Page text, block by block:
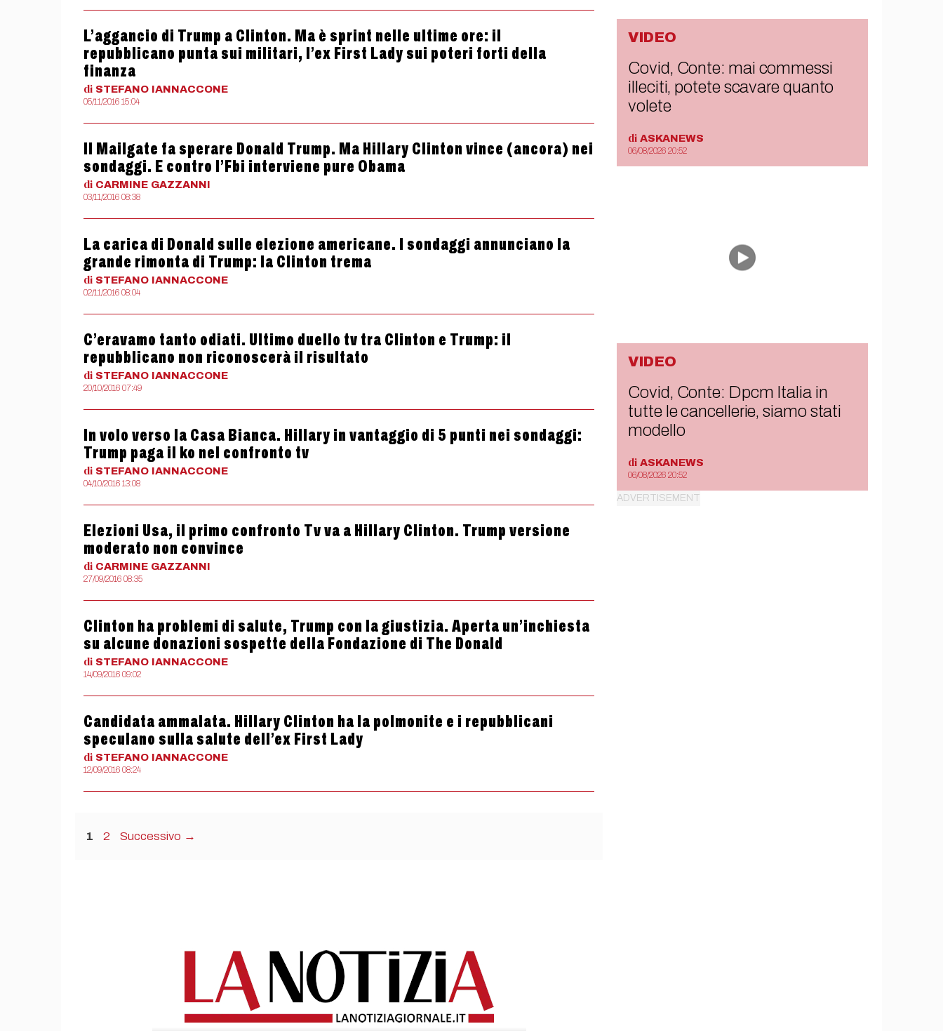
L’aggancio di Trump a Clinton. Ma è sprint nelle ultime ore: il
repubblicano punta sui militari, l’ex First Lady sui poteri forti della
finanza
di STEFANO IANNACCONE
05/11/2016 15:04
Il Mailgate fa sperare Donald Trump. Ma Hillary Clinton vince (ancora) nei
sondaggi. E contro l’Fbi interviene pure Obama
di CARMINE GAZZANNI
03/11/2016 08:38
La carica di Donald sulle elezione americane. I sondaggi annunciano la
grande rimonta di Trump: la Clinton trema
di STEFANO IANNACCONE
02/11/2016 08:04
C’eravamo tanto odiati. Ultimo duello tv tra Clinton e Trump: il
repubblicano non riconoscerà il risultato
di STEFANO IANNACCONE
20/10/2016 07:49
In volo verso la Casa Bianca. Hillary in vantaggio di 5 punti nei sondaggi:
Trump paga il ko nel confronto tv
di STEFANO IANNACCONE
04/10/2016 13:08
Elezioni Usa, il primo confronto Tv va a Hillary Clinton. Trump versione
moderato non convince
di CARMINE GAZZANNI
27/09/2016 08:35
Clinton ha problemi di salute, Trump con la giustizia. Aperta un’inchiesta
su alcune donazioni sospette della Fondazione di The Donald
di STEFANO IANNACCONE
14/09/2016 09:02
Candidata ammalata. Hillary Clinton ha la polmonite e i repubblicani
speculano sulla salute dell’ex First Lady
di STEFANO IANNACCONE
12/09/2016 08:24
Pagina
1 Pagina
2 Successivo →
VIDEO
Covid, Conte: mai commessi
illeciti, potete scavare quanto
volete
di ASKANEWS
06/08/2026 20:52
VIDEO
Covid, Conte: Dpcm Italia in
tutte le cancellerie, siamo stati
modello
di ASKANEWS
06/08/2026 20:52